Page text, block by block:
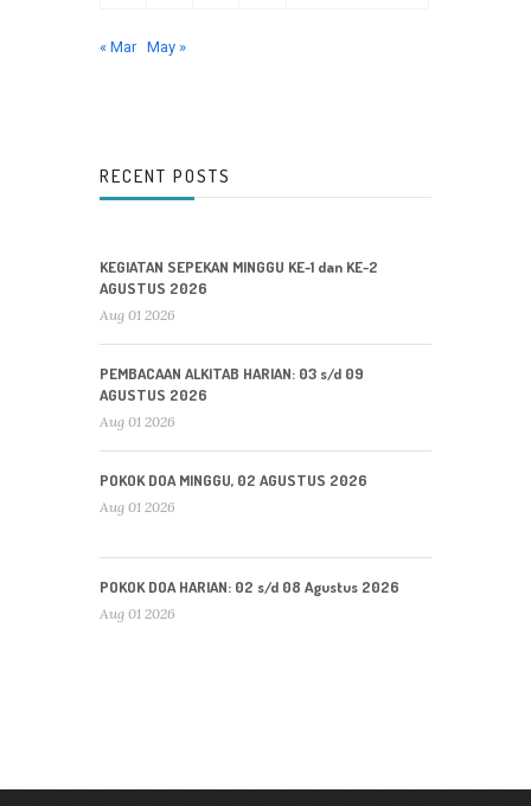
« Mar May »
RECENT POSTS
KEGIATAN SEPEKAN MINGGU KE-1 dan KE-2
AGUSTUS 2026
Aug 01 2026
PEMBACAAN ALKITAB HARIAN: 03 s/d 09
AGUSTUS 2026
Aug 01 2026
POKOK DOA MINGGU, 02 AGUSTUS 2026
Aug 01 2026
POKOK DOA HARIAN: 02 s/d 08 Agustus 2026
Aug 01 2026